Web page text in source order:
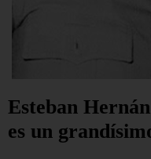
Esteban
es un